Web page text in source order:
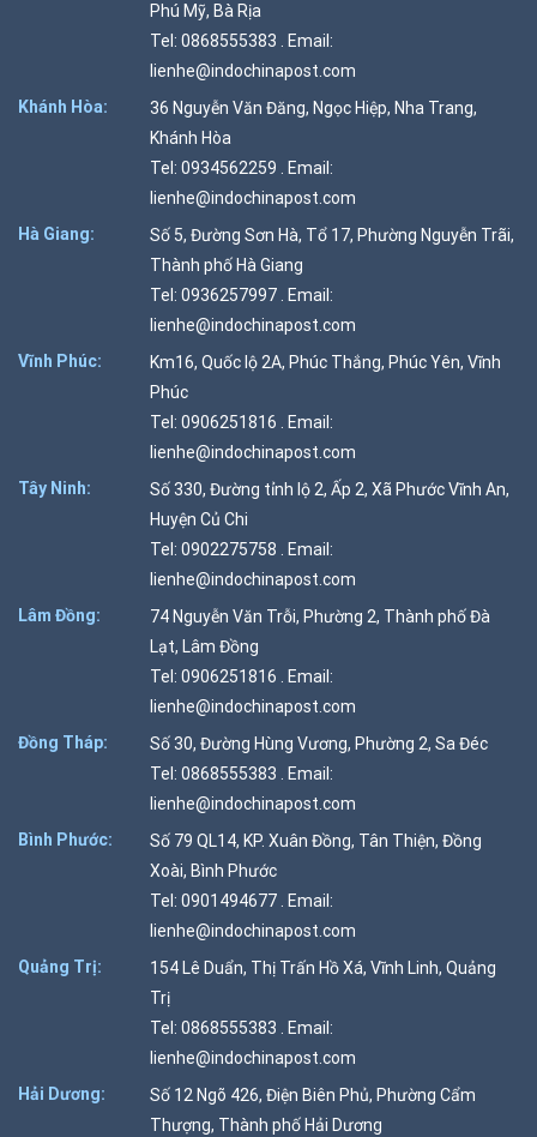
Phú Mỹ, Bà Rịa
Tel: 0868555383 . Email:
lienhe@indochinapost.com
Khánh Hòa:
36 Nguyễn Văn Đăng, Ngọc Hiệp, Nha Trang,
Khánh Hòa
Tel: 0934562259 . Email:
lienhe@indochinapost.com
Hà Giang:
Số 5, Đường Sơn Hà, Tổ 17, Phường Nguyễn Trãi,
Thành phố Hà Giang
Tel: 0936257997 . Email:
lienhe@indochinapost.com
Vĩnh Phúc:
Km16, Quốc lộ 2A, Phúc Thắng, Phúc Yên, Vĩnh
Phúc
Tel: 0906251816 . Email:
lienhe@indochinapost.com
Tây Ninh:
Số 330, Đường tỉnh lộ 2, Ấp 2, Xã Phước Vĩnh An,
Huyện Củ Chi
Tel: 0902275758 . Email:
lienhe@indochinapost.com
Lâm Đồng:
74 Nguyễn Văn Trỗi, Phường 2, Thành phố Đà
Lạt, Lâm Đồng
Tel: 0906251816 . Email:
lienhe@indochinapost.com
Đồng Tháp:
Số 30, Đường Hùng Vương, Phường 2, Sa Đéc
Tel: 0868555383 . Email:
lienhe@indochinapost.com
Bình Phước:
Số 79 QL14, KP. Xuân Đồng, Tân Thiện, Đồng
Xoài, Bình Phước
Tel: 0901494677 . Email:
lienhe@indochinapost.com
Quảng Trị:
154 Lê Duẩn, Thị Trấn Hồ Xá, Vĩnh Linh, Quảng
Trị
Tel: 0868555383 . Email:
lienhe@indochinapost.com
Hải Dương:
Số 12 Ngõ 426, Điện Biên Phủ, Phường Cẩm
Thượng, Thành phố Hải Dương